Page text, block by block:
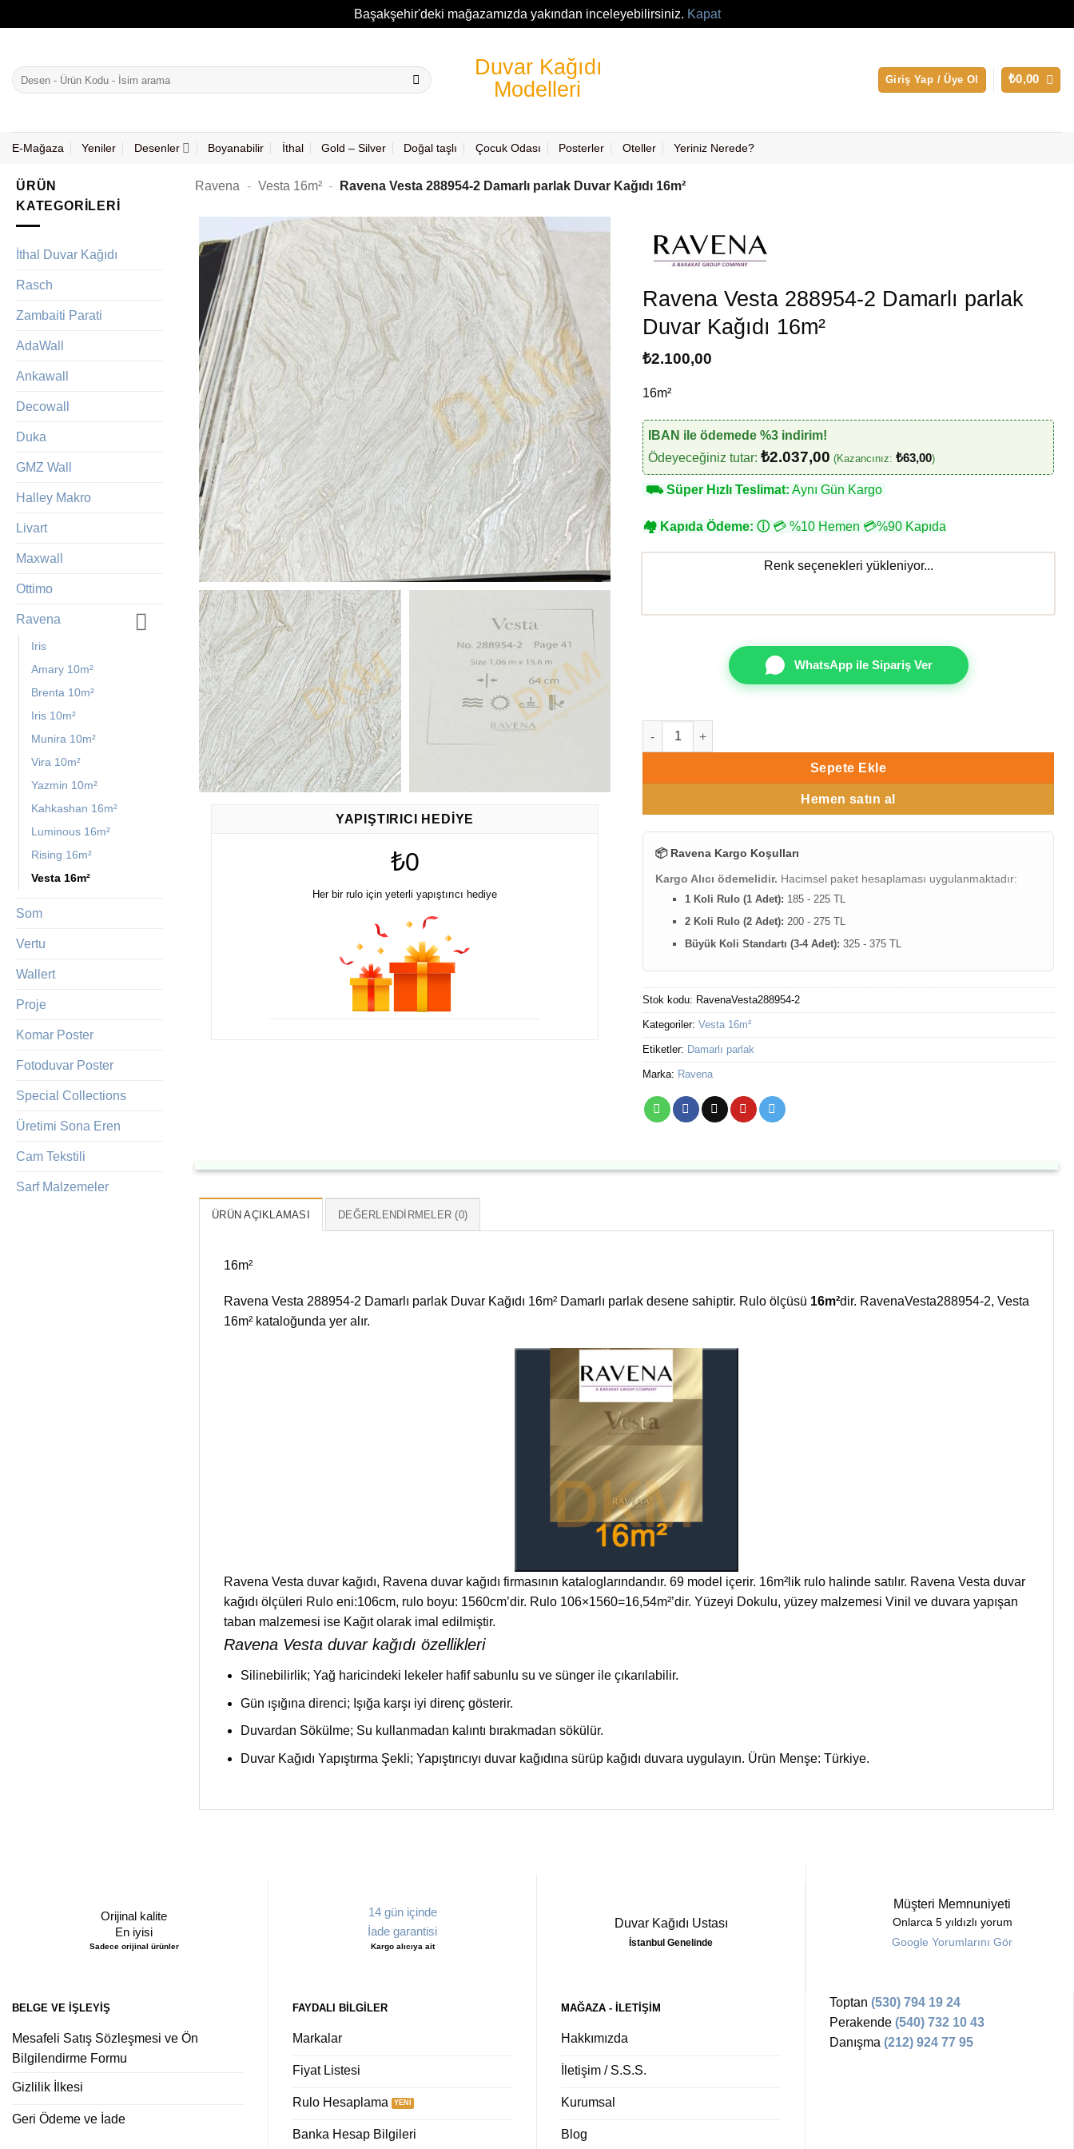
Başakşehir'deki mağazamızda yakından inceleyebilirsiniz. Kapat
Ara:
Giriş Yap / Üye Ol ₺0,00
E-Mağaza Yeniler Desenler Boyanabilir İthal Gold – Silver Doğal taşlı Çocuk Odası Posterler Oteller Yeriniz Nerede?
ÜRÜN
KATEGORILERI
İthal Duvar Kağıdı
Rasch
Zambaiti Parati
AdaWall
Ankawall
Decowall
Duka
GMZ Wall
Halley Makro
Livart
Maxwall
Ottimo
Ravena
Iris
Amary 10m²
Brenta 10m²
Iris 10m²
Munira 10m²
Vira 10m²
Yazmin 10m²
Kahkashan 16m²
Luminous 16m²
Rising 16m²
Vesta 16m²
Som
Vertu
Wallert
Proje
Komar Poster
Fotoduvar Poster
Special Collections
Üretimi Sona Eren
Cam Tekstili
Sarf Malzemeler
Ravena - Vesta 16m² - Ravena Vesta 288954-2 Damarlı parlak Duvar Kağıdı 16m²
YAPIŞTIRICI HEDIYE
₺0
Her bir rulo için yeterli yapıştırıcı hediye
Ravena Vesta 288954-2 Damarlı parlak
Duvar Kağıdı 16m²
₺2.100,00
16m²
IBAN ile ödemede %3 indirim!
Ödeyeceğiniz tutar: ₺2.037,00 (Kazancınız: ₺63,00)
⛟Süper Hızlı Teslimat: Aynı Gün Kargo
🏘 Kapıda Ödeme: ⓘ💳 %10 Hemen 💳%90 Kapıda
Renk seçenekleri yükleniyor...
WhatsApp ile Sipariş Ver
Ravena Vesta 288954-2 Damarlı parlak Duvar Kağıdı 16m² adet
Sepete Ekle
Hemen satın al
📦 Ravena Kargo Koşulları
Kargo Alıcı ödemelidir. Hacimsel paket hesaplaması uygulanmaktadır:
1 Koli Rulo (1 Adet): 185 - 225 TL
2 Koli Rulo (2 Adet): 200 - 275 TL
Büyük Koli Standartı (3-4 Adet): 325 - 375 TL
Stok kodu: RavenaVesta288954-2
Kategoriler: Vesta 16m²
Etiketler: Damarlı parlak
Marka: Ravena
ÜRÜN AÇIKLAMASI DEĞERLENDIRMELER (0)
16m²
Ravena Vesta 288954-2 Damarlı parlak Duvar Kağıdı 16m² Damarlı parlak desene sahiptir. Rulo ölçüsü 16m²dir. RavenaVesta288954-2, Vesta
16m² kataloğunda yer alır.
Ravena Vesta duvar kağıdı, Ravena duvar kağıdı firmasının kataloglarındandır. 69 model içerir. 16m²lik rulo halinde satılır. Ravena Vesta duvar
kağıdı ölçüleri Rulo eni:106cm, rulo boyu: 1560cm’dir. Rulo 106×1560=16,54m²’dir. Yüzeyi Dokulu, yüzey malzemesi Vinil ve duvara yapışan
taban malzemesi ise Kağıt olarak imal edilmiştir.
Ravena Vesta duvar kağıdı özellikleri
Silinebilirlik; Yağ haricindeki lekeler hafif sabunlu su ve sünger ile çıkarılabilir.
Gün ışığına direnci; Işığa karşı iyi direnç gösterir.
Duvardan Sökülme; Su kullanmadan kalıntı bırakmadan sökülür.
Duvar Kağıdı Yapıştırma Şekli; Yapıştırıcıyı duvar kağıdına sürüp kağıdı duvara uygulayın. Ürün Menşe: Türkiye.
Orijinal kalite
En iyisi
Sadece orijinal ürünler
14 gün içinde
İade garantisi
Kargo alıcıya ait
Duvar Kağıdı Ustası
İstanbul Genelinde
Müşteri Memnuniyeti
Onlarca 5 yıldızlı yorum
Google Yorumlarını Gör
BELGE VE İŞLEYIŞ
Mesafeli Satış Sözleşmesi ve Ön
Bilgilendirme Formu
Gizlilik İlkesi
Geri Ödeme ve İade
FAYDALI BILGILER
Markalar
Fiyat Listesi
Rulo Hesaplama
Banka Hesap Bilgileri
MAĞAZA - ILETIŞIM
Hakkımızda
İletişim / S.S.S.
Kurumsal
Blog
Toptan (530) 794 19 24
Perakende (540) 732 10 43
Danışma (212) 924 77 95